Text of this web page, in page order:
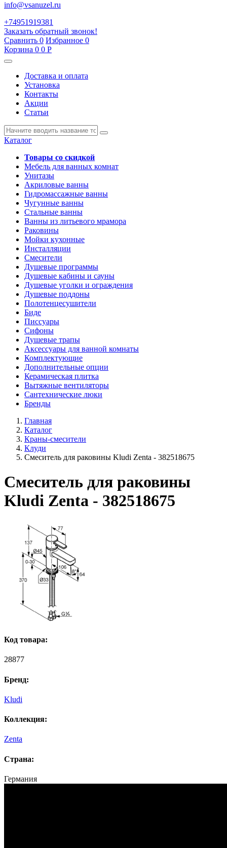
info@vsanuzel.ru
+74951919381
Заказать обратный звонок!
Сравнить 0 Избранное 0
Корзина 0 0 Р
Доставка и оплата
Установка
Контакты
Акции
Статьи
Каталог
Товары со скидкой
Мебель для ванных комнат
Унитазы
Акриловые ванны
Гидромассажные ванны
Чугунные ванны
Стальные ванны
Ванны из литьевого мрамора
Раковины
Мойки кухонные
Инсталляции
Смесители
Душевые программы
Душевые кабины и сауны
Душевые уголки и ограждения
Душевые поддоны
Полотенцесушители
Биде
Писсуары
Сифоны
Душевые трапы
Аксессуары для ванной комнаты
Комплектующие
Дополнительные опции
Керамическая плитка
Вытяжные вентиляторы
Сантехнические люки
Бренды
Главная
Каталог
Краны-смесители
Клуди
Смеситель для раковины Kludi Zenta - 382518675
Смеситель для раковины
Kludi Zenta - 382518675
Код товара:
28877
Бренд:
Kludi
Коллекция:
Zenta
Страна:
Германия